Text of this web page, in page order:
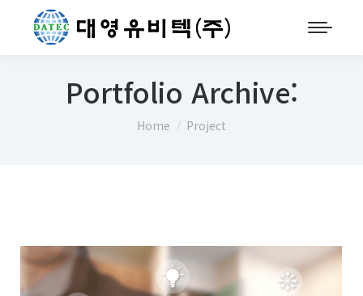
Portfolio Archive:
You are here:
Home Project